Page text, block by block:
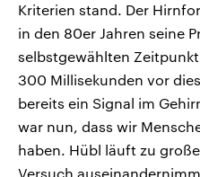
Kriterien stand. Der
in den 80er Jahren seine
selbstgewählten
300 Millisekunden vor
bereits ein Signal im
war nun, dass wir
haben. Hübl läuft zu
Versuch